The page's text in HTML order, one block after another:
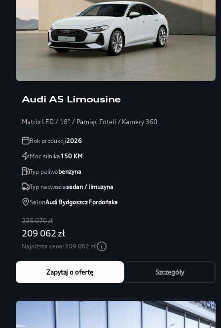
Audi A5 Limousine
Matrix LED / 18” / Pamięć Foteli / Kamery 360
Rok produkcji2026
Moc silnika150KM
Typ paliwabenzyna
Typ nadwoziasedan / limuzyna
SalonAudi Bydgoszcz Fordońska
225 070 zł
209 062 zł
Najniższa cena:209 062 zł
Zapytaj o ofertę Szczegóły